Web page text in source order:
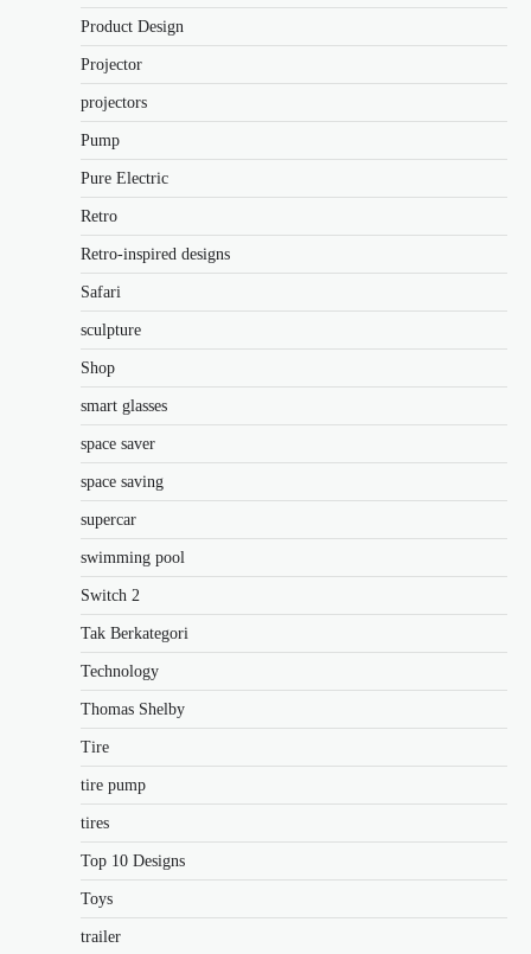
Product Design
Projector
projectors
Pump
Pure Electric
Retro
Retro-inspired designs
Safari
sculpture
Shop
smart glasses
space saver
space saving
supercar
swimming pool
Switch 2
Tak Berkategori
Technology
Thomas Shelby
Tire
tire pump
tires
Top 10 Designs
Toys
trailer